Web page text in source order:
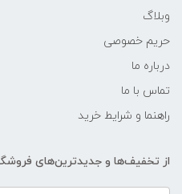
وبلاگ
حریم خصوصی
درباره ما
تماس با ما
راهنما و شرایط خرید
از تخفیف‌ها و جدیدترین‌های